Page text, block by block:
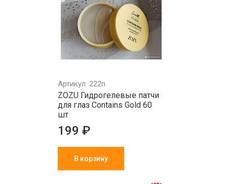
Артикул: 222п
ZOZU Гидрогелевые патчи
для глаз Contains Gold 60
шт
199 ₽
В корзину